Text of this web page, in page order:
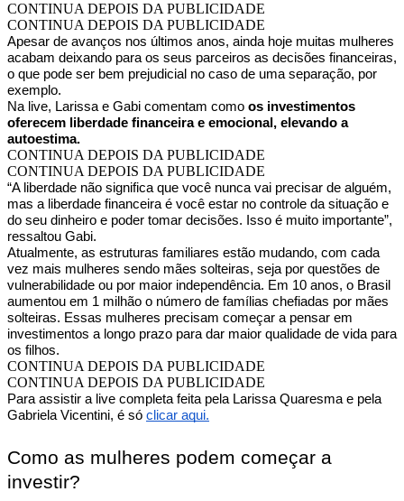
CONTINUA DEPOIS DA PUBLICIDADE
CONTINUA DEPOIS DA PUBLICIDADE
Apesar de avanços nos últimos anos, ainda hoje muitas mulheres
acabam deixando para os seus parceiros as decisões financeiras,
o que pode ser bem prejudicial no caso de uma separação, por
exemplo.
Na live, Larissa e Gabi comentam como os investimentos
oferecem liberdade financeira e emocional, elevando a
autoestima.
CONTINUA DEPOIS DA PUBLICIDADE
CONTINUA DEPOIS DA PUBLICIDADE
“A liberdade não significa que você nunca vai precisar de alguém,
mas a liberdade financeira é você estar no controle da situação e
do seu dinheiro e poder tomar decisões. Isso é muito importante”,
ressaltou Gabi.
Atualmente, as estruturas familiares estão mudando, com cada
vez mais mulheres sendo mães solteiras, seja por questões de
vulnerabilidade ou por maior independência. Em 10 anos, o Brasil
aumentou em 1 milhão o número de famílias chefiadas por mães
solteiras. Essas mulheres precisam começar a pensar em
investimentos a longo prazo para dar maior qualidade de vida para
os filhos.
CONTINUA DEPOIS DA PUBLICIDADE
CONTINUA DEPOIS DA PUBLICIDADE
Para assistir a live completa feita pela Larissa Quaresma e pela
Gabriela Vicentini, é só clicar aqui.
Como as mulheres podem começar a
investir?